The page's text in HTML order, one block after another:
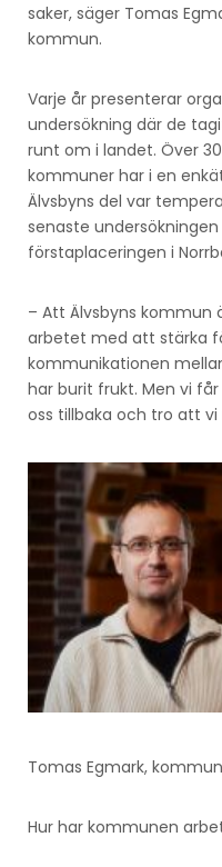
saker, säger Tomas
kommun.
Varje år presenterar
undersökning där de
runt om i landet. Över
kommuner har i en
Älvsbyns del var
senaste
förstaplaceringen i
– Att Älvsbyns
arbetet med att stärka
kommunikationen
har burit frukt. Men vi
oss tillbaka och tro att vi
Tomas Egmark,
Hur har kommunen